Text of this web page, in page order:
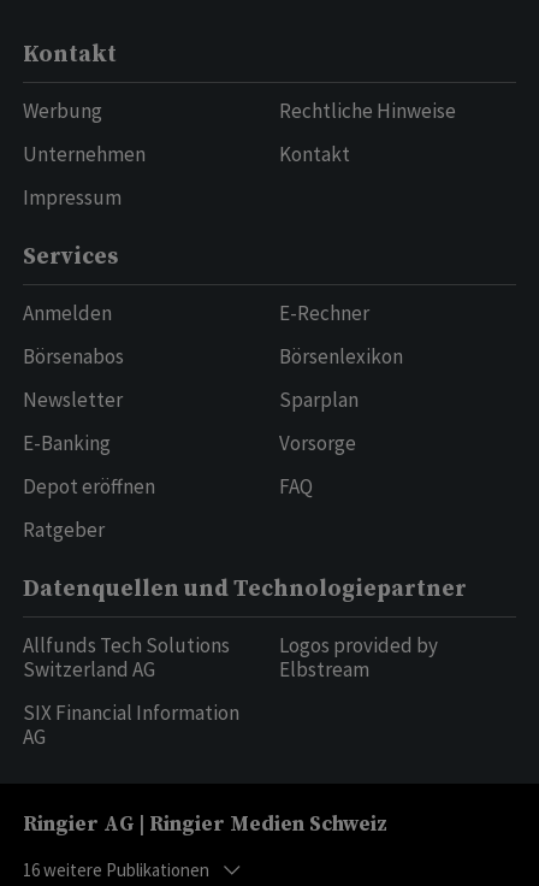
Kontakt
Werbung
Unternehmen
Impressum
Rechtliche Hinweise
Kontakt
Services
Anmelden
Börsenabos
Newsletter
E-Banking
Depot eröffnen
Ratgeber
E-Rechner
Börsenlexikon
Sparplan
Vorsorge
FAQ
Datenquellen und Technologiepartner
Allfunds Tech Solutions
Switzerland AG
SIX Financial Information
AG
Logos provided by
Elbstream
Ringier AG | Ringier Medien Schweiz
16weitere Publikationen